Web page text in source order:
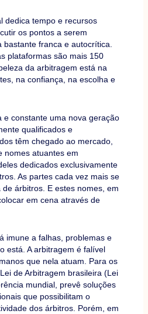
dedica tempo e recursos
os pontos a serem
franca e autocrítica.
plataformas são mais 150
da arbitragem está na
na confiança, na escolha e
e constante uma nova geração
qualificados e
têm chegado ao mercado,
nomes atuantes em
dedicados exclusivamente
As partes cada vez mais se
árbitros. E estes nomes, em
em cena através de
imune a falhas, problemas e
está. A arbitragem é falível
que nela atuam. Para os
de Arbitragem brasileira (Lei
mundial, prevê soluções
que possibilitam o
dos árbitros. Porém, em